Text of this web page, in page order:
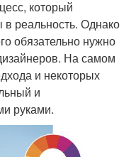
который
в реальность. Однако
обязательно нужно
На самом
и некоторых
и
руками.